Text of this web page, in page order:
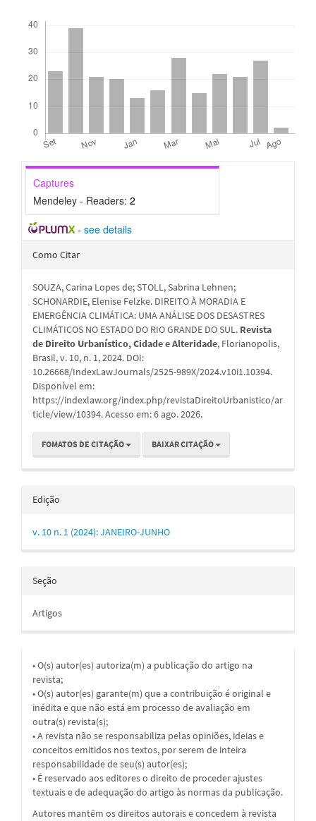
Captures
Mendeley - Readers: 2
- see details
Detalhes
artigo
Como Citar
SOUZA, Carina Lopes de; STOLL, Sabrina Lehnen;
SCHONARDIE, Elenise Felzke. DIREITO À MORADIA E
EMERGÊNCIA CLIMÁTICA: UMA ANÁLISE DOS DESASTRES
CLIMÁTICOS NO ESTADO DO RIO GRANDE DO SUL. Revista
de Direito Urbanístico, Cidade e Alteridade, Florianopolis,
Brasil, v. 10, n. 1, 2024. DOI:
10.26668/IndexLawJournals/2525-989X/2024.v10i1.10394.
Disponível em:
https://indexlaw.org/index.php/revistaDireitoUrbanistico/ar
ticle/view/10394. Acesso em: 6 ago. 2026.
FOMATOS DE CITAÇÃO BAIXAR CITAÇÃO
Edição
v. 10 n. 1 (2024): JANEIRO-JUNHO
Seção
Artigos
• O(s) autor(es) autoriza(m) a publicação do artigo na
revista;
• O(s) autor(es) garante(m) que a contribuição é original e
inédita e que não está em processo de avaliação em
outra(s) revista(s);
• A revista não se responsabiliza pelas opiniões, ideias e
conceitos emitidos nos textos, por serem de inteira
responsabilidade de seu(s) autor(es);
• É reservado aos editores o direito de proceder ajustes
textuais e de adequação do artigo às normas da publicação.
Autores mantêm os direitos autorais e concedem à revista